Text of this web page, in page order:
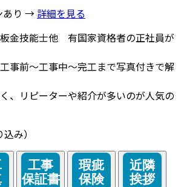
あり → 詳細を見る
金技能士他 有国家資格者の正社員が
事前～工事中～完工まで写真付きで解
、リピーターや紹介が多いのが人気の
み）